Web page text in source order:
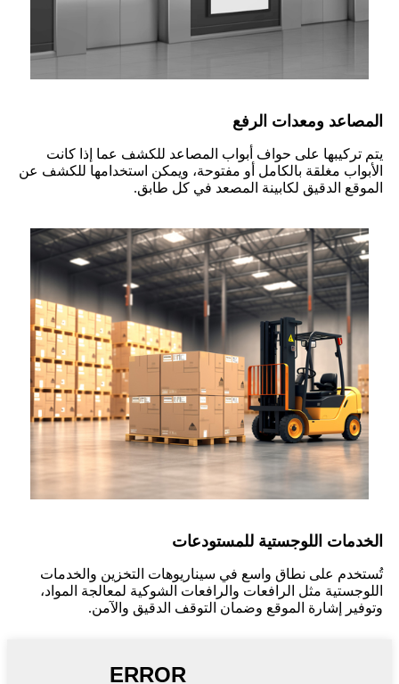
المصاعد ومعدات الرفع
يتم تركيبها على حواف أبواب المصاعد للكشف عما إذا كانت
الأبواب مغلقة بالكامل أو مفتوحة، ويمكن استخدامها للكشف عن
الموقع الدقيق لكابينة المصعد في كل طابق.
الخدمات اللوجستية للمستودعات
تُستخدم على نطاق واسع في سيناريوهات التخزين والخدمات
اللوجستية مثل الرافعات والرافعات الشوكية لمعالجة المواد،
وتوفير إشارة الموقع وضمان التوقف الدقيق والآمن.